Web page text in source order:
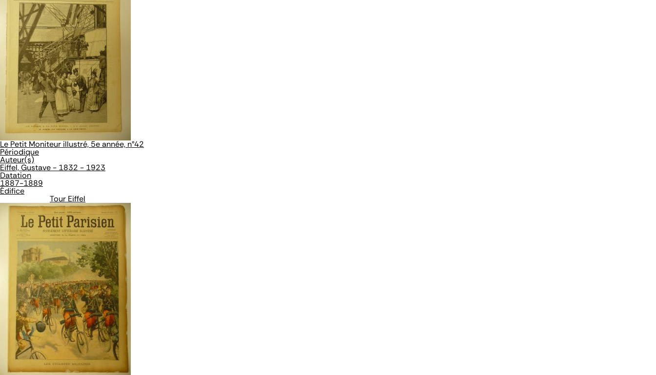
Le Petit Moniteur illustré, 5e année, n°42
Périodique
Auteur(s)
Eiffel, Gustave - 1832 - 1923
Datation
1887-1889
Édifice
Tour Eiffel